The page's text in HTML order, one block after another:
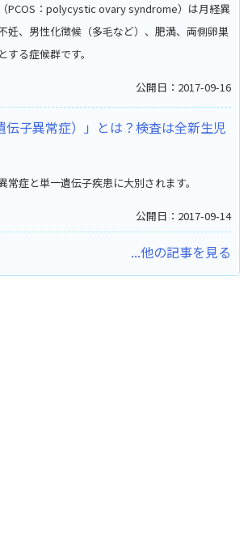
PCOS：polycystic ovary syndrome）は月経異
妊、男性化徴候（多毛など）、肥満、両側卵巣
る症候群です。
公開日：2017-09-16
伝子異常症）」とは？検査は全新生児
常症と単一遺伝子疾患に大別されます。
公開日：2017-09-14
...他の記事を見る